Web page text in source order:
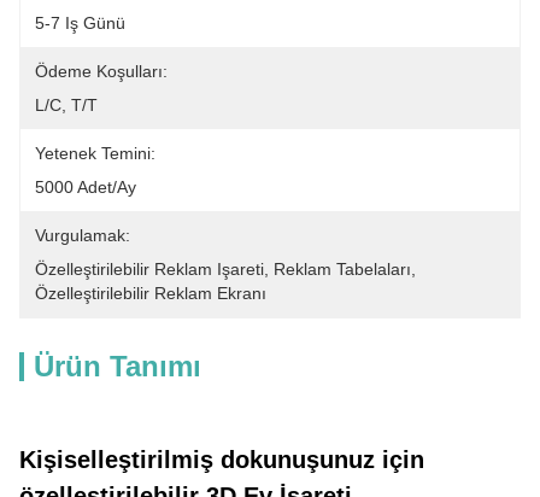
5-7 Iş Günü
Ödeme Koşulları:
L/C, T/T
Yetenek Temini:
5000 Adet/ay
Vurgulamak:
Özelleştirilebilir Reklam Işareti Reklam Tabelaları
Özelleştirilebilir Reklam Ekranı
Ürün Tanımı
Kişiselleştirilmiş dokunuşunuz için